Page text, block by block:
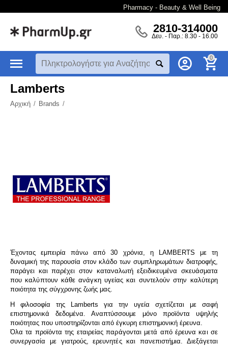
Pharmacy - Beauty & Well Being
2810-314000
Δευ. - Παρ.: 8.30 - 16.00
0
Lamberts
Αρχική / Brands /
Έχοντας εμπειρία πάνω από 30 χρόνια, η LAMBERTS με τη
δυναμική της παρουσία στον κλάδο των συμπληρωμάτων διατροφής,
παράγει και παρέχει στον καταναλωτή εξειδικευμένα σκευάσματα
που καλύπτουν κάθε ανάγκη υγείας και συντελούν στην καλύτερη
ποιότητα της σύγχρονης ζωής μας.
Η φιλοσοφία της Lamberts για την υγεία σχετίζεται με σαφή
επιστημονικά δεδομένα. Αναπτύσσουμε μόνο προϊόντα υψηλής
ποιότητας που υποστηρίζονται από έγκυρη επιστημονική έρευνα.
Όλα τα προϊόντα της εταιρείας παράγονται μετά από έρευνα και σε
συνεργασία με γιατρούς, ερευνητές και πανεπιστήμια. Διεξάγεται